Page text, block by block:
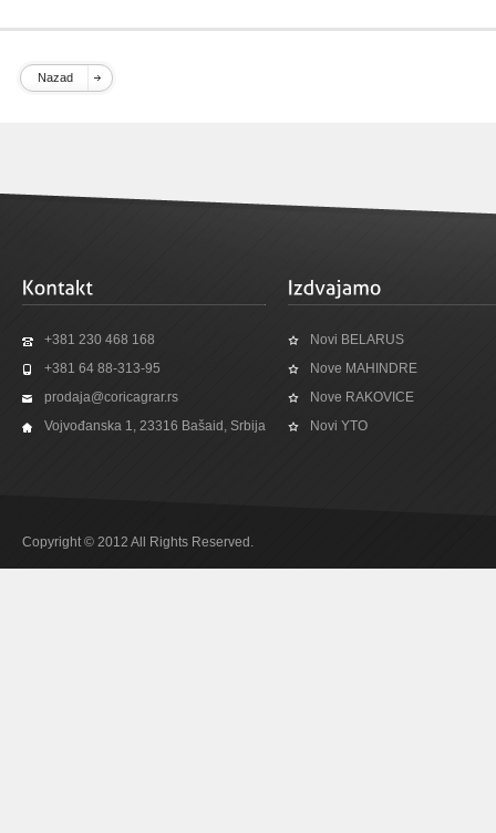
Nazad
+381 230 468 168
+381 64 88-313-95
prodaja@coricagrar.rs
Vojvođanska 1, 23316 Bašaid, Srbija
Novi BELARUS
Nove MAHINDRE
Nove RAKOVICE
Novi YTO
Copyright © 2012 All Rights Reserved.